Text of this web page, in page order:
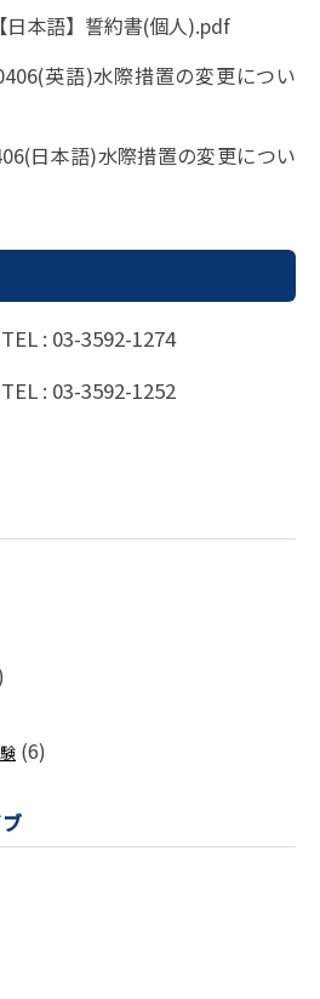
本語】誓約書(個人).pdf
英語)水際措置の変更につい
日本語)水際措置の変更につい
: 03-3592-1274
: 03-3592-1252
(6)